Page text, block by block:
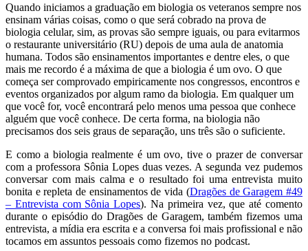
Quando iniciamos a graduação em biologia os veteranos sempre nos
ensinam várias coisas, como o que será cobrado na prova de
biologia celular, sim, as provas são sempre iguais, ou para evitarmos
o restaurante universitário (RU) depois de uma aula de anatomia
humana. Todos são ensinamentos importantes e dentre eles, o que
mais me recordo é a máxima de que a biologia é um ovo. O que
começa ser comprovado empiricamente nos congressos, encontros e
eventos organizados por algum ramo da biologia. Em qualquer um
que você for, você encontrará pelo menos uma pessoa que conhece
alguém que você conhece. De certa forma, na biologia não
precisamos dos seis graus de separação, uns três são o suficiente.
E como a biologia realmente é um ovo, tive o prazer de conversar
com a professora Sônia Lopes duas vezes. A segunda vez pudemos
conversar com mais calma e o resultado foi uma entrevista muito
bonita e repleta de ensinamentos de vida (Dragões de Garagem #49
– Entrevista com Sônia Lopes). Na primeira vez, que até comento
durante o episódio do Dragões de Garagem, também fizemos uma
entrevista, a mídia era escrita e a conversa foi mais profissional e não
tocamos em assuntos pessoais como fizemos no podcast.